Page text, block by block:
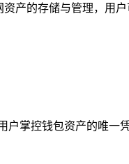
产的存储与管理，用
户掌控钱包资产的唯一